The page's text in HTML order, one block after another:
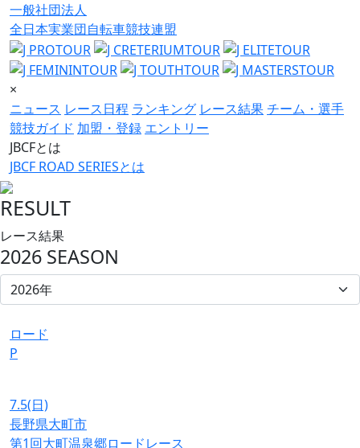
一般社団法人
全日本実業団自転車競技連盟
×
ニュース レース日程 ランキング レース結果チーム・選手
競技ガイド 加盟・登録 エントリー
JBCFとは
JBCF ROAD SERIESとは
RESULT
レース結果
2026 SEASON
ロード
P
7.5(日)
長野県大町市
第1回大町温泉郷ロードレース